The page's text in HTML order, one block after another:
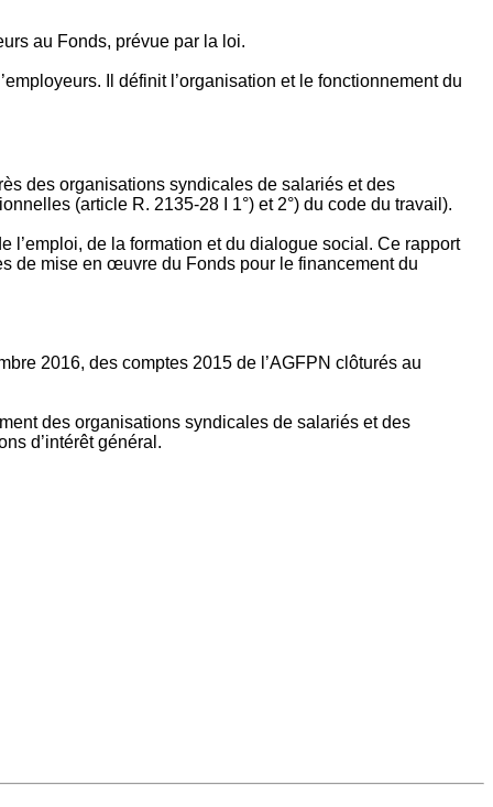
au Fonds, prévue par la loi.
Il définit l’organisation et le fonctionnement du
des organisations syndicales de salariés et des
(article R. 2135‐28 I 1°) et 2°) du code du travail).
l’emploi, de la formation et du dialogue social. Ce rapport
de mise en œuvre du Fonds pour le financement du
2016, des comptes 2015 de l’AGFPN clôturés au
des organisations syndicales de salariés et des
d’intérêt général.